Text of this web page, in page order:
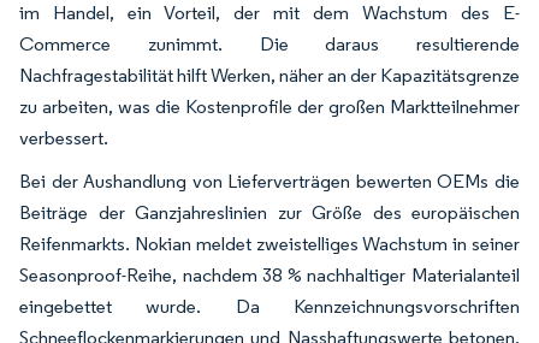
im Handel, ein Vorteil, der mit dem Wachstum des E-
Commerce zunimmt. Die daraus resultierende
Nachfragestabilität hilft Werken, näher an der Kapazitätsgrenze
zu arbeiten, was die Kostenprofile der großen Marktteilnehmer
verbessert.
Bei der Aushandlung von Lieferverträgen bewerten OEMs die
Beiträge der Ganzjahreslinien zur Größe des europäischen
Reifenmarkts. Nokian meldet zweistelliges Wachstum in seiner
Seasonproof-Reihe, nachdem 38 % nachhaltiger Materialanteil
eingebettet wurde. Da Kennzeichnungsvorschriften
Schneeflockenmarkierungen und Nasshaftungswerte betonen,